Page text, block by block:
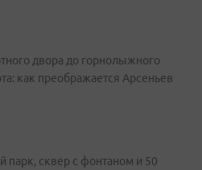
двора до горнолыжного
как преображается Арсеньев
парк, сквер с фонтаном и 50